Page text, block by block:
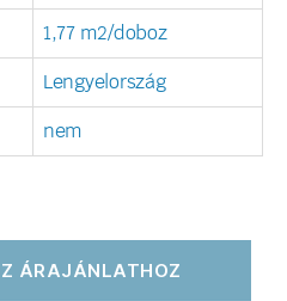
1,77 m2/doboz
Lengyelország
nem
ÁRAJÁNLATHOZ